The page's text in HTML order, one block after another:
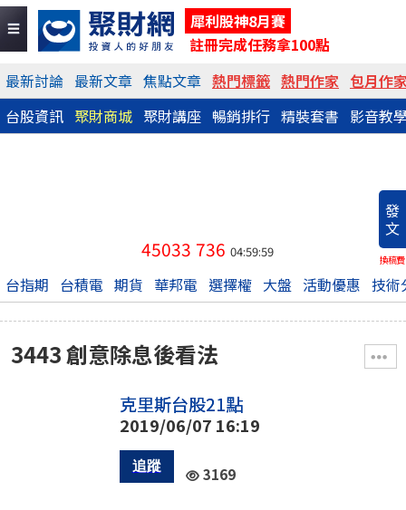
犀利股神8月賽
註冊完成任務拿100點
最新討論 最新文章 焦點文章 熱門標籤 熱門作家 包月作
台股資訊 聚財商城 聚財講座 暢銷排行 精裝套書 影音教
發
文
換稿費
45033 736 04:59:59
台指期 台積電 期貨 華邦電 選擇權 大盤 活動優惠 技術
3443 創意除息後看法
克里斯台股21點
2019/06/07 16:19
3169